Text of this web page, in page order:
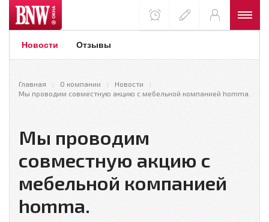
Новости Отзывы
Главная О компании
Новости
Мы проводим совместную акцию с мебельной компанией homma.
Мы проводим
совместную акцию с
мебельной компанией
homma.